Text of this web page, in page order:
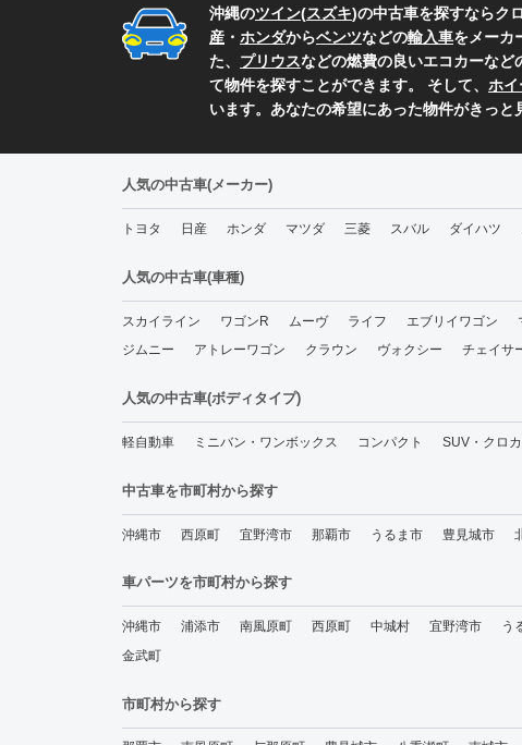
沖縄のツイン(スズキ)の中古車を探すならク
産 ・ ホンダからベンツなどの輸入車をメーカ
た、 プリウスなどの燃費の良いエコカーなど
て物件を探すことができます。 そして、 ホイ
います。あなたの希望にあった物件がきっと
人気の中古車(メーカー)
トヨタ 日産 ホンダ マツダ 三菱 スバル ダイハツ
人気の中古車(車種)
スカイライン ワゴンR ムーヴ ライフ エブリイワゴン
ジムニー
アトレーワゴン クラウン ヴォクシー チェイサ
人気の中古車(ボディタイプ)
軽自動車 ミニバン・ワンボックス コンパクト SUV・クロ
中古車を市町村から探す
沖縄市 西原町 宜野湾市 那覇市 うるま市 豊見城市
車パーツを市町村から探す
沖縄市 浦添市 南風原町 西原町 中城村 宜野湾市 う
金武町
市町村から探す